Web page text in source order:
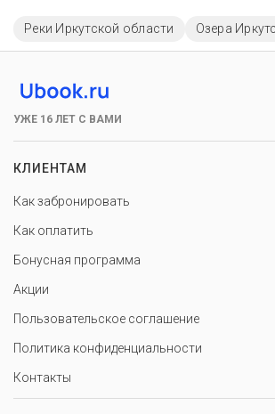
Реки Иркутской области Озера
УЖЕ 16 ЛЕТ С ВАМИ
КЛИЕНТАМ
Как забронировать
Как оплатить
Бонусная программа
Акции
Пользовательское соглашение
Политика конфиденциальности
Контакты